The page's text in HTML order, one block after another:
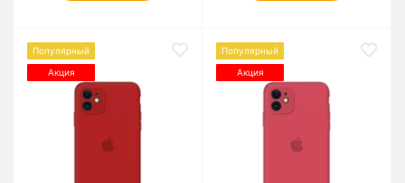
Популярный
Акция
Популярный
Акция